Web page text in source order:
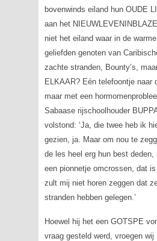
bovenwinds eiland hun OUDE
aan het
niet het eiland waar in de
geliefden genoten van
zachte stranden, Bounty’s,
ELKAAR? Eén telefoontje naar
maar met een
Sabaase rijschoolhouder
volstond: ‘Ja, die twee heb ik
gezien, ja. Maar om nou te
de les heel erg hun best deden,
een pionnetje omcrossen, dat
zult mij niet horen zeggen dat
stranden hebben gelegen.’
Hoewel hij het een GOTSPE
vraag gesteld werd, vroegen wij